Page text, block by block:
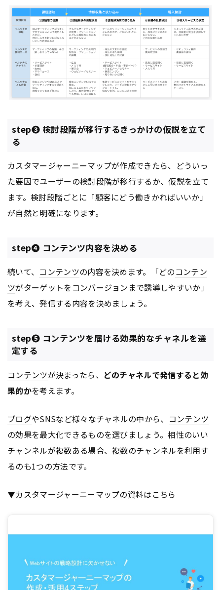
step❸ 検討段階が移行するきっかけの仮説を立て
る
カスタマージャーニーマップが作成できたら、どういっ
た要因でユーザーの検討段階が移行するか、仮説を立て
ます。検討段階ごとに「顧客にどう働きかればいいか」
が自然と明確になります。
step❹ コンテンツ内容を決める
続いて、 コンテンツの内容を決めます。「どのコンテン
ツがターゲットをコンバージョンまで誘導しやすいか」
を考え、発信する内容を決めましょう。
step❺ コンテンツを届ける効果的なチャネルを選
定する
コンテンツが決まったら、 どのチャネルで発信すると効
果的かを考えます。
ブログやSNSなど様々なチャネルの中から、 コンテンツ
の効果を最大化できるものを選びましょう。相性のいい
チャンネルが複数ある場合、複数のチャンネルを利用す
るのも1つの方法です。
▼カスタマージャーニーマップの資料はこちら